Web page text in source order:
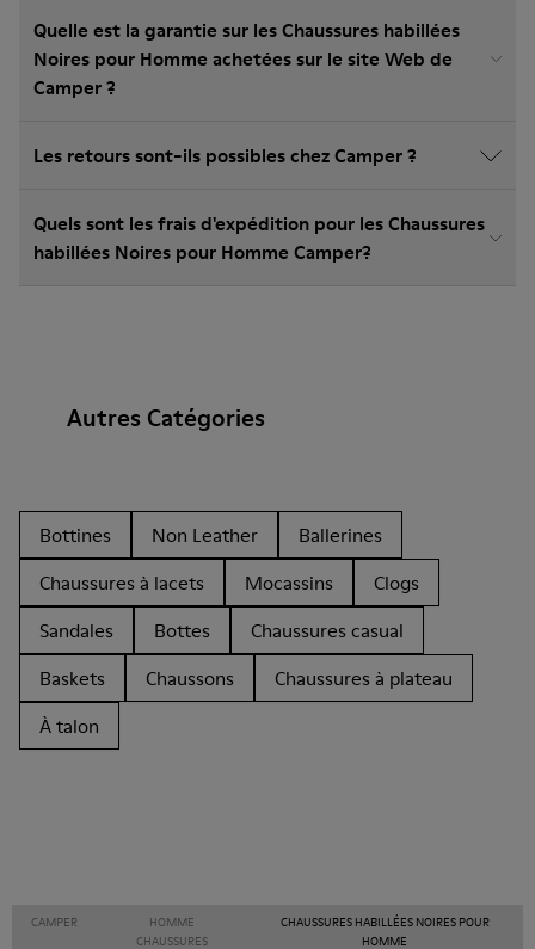
Quelle est la garantie sur les Chaussures habillées
Noires pour Homme achetées sur le site Web de
Camper ?
Les retours sont-ils possibles chez Camper ?
Quels sont les frais d'expédition pour les Chaussures
habillées Noires pour Homme Camper?
Autres Catégories
Bottines Non Leather
Ballerines
Chaussures à lacets
Mocassins
Clogs
Sandales
Bottes
Chaussures casual
Baskets
Chaussons
Chaussures à plateau
À talon
CAMPER
HOMME
CHAUSSURES
CHAUSSURES HABILLÉES NOIRES POUR
HOMME